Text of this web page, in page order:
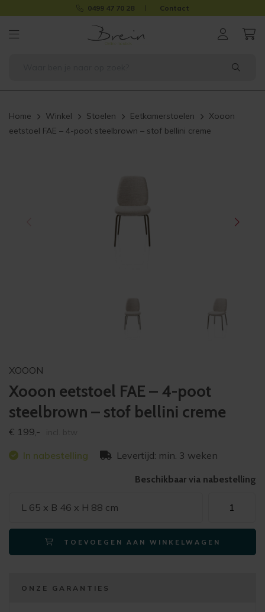
0499 47 70 28 Contact
Home Winkel Stoelen Eetkamerstoelen
Xooon
eetstoel FAE – 4-poot steelbrown – stof bellini creme
XOOON
Xooon eetstoel FAE – 4-poot
steelbrown – stof bellini creme
€ 199,-
In nabestelling Levertijd: min. 3 weken
Beschikbaar via nabestelling
L 65 x B 46 x H 88 cm
eetstoel
FAE
-
4-
TOEVOEGEN AAN WINKELWAGEN
ONZE GARANTIES